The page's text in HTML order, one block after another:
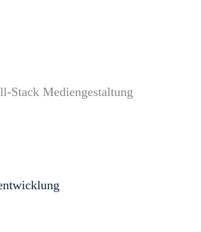
Stack Mediengestaltung